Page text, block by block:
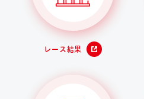
レース結果